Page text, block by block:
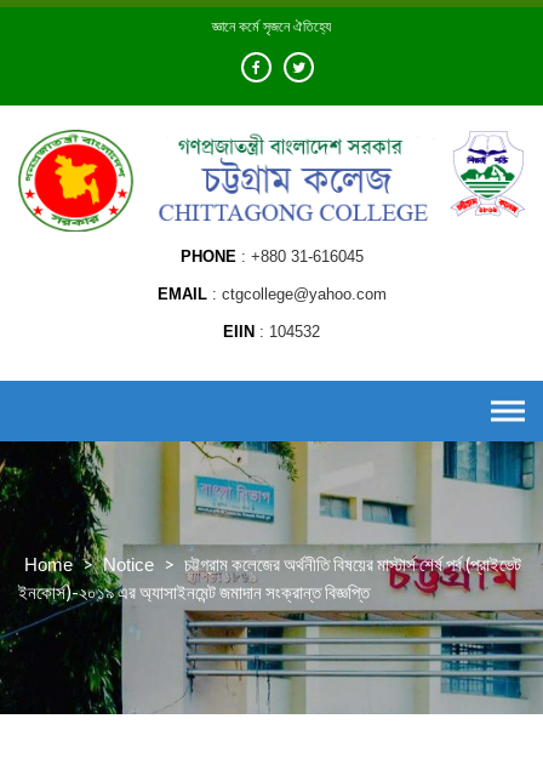
Skip
জ্ঞানে কর্মে সৃজনে ঐতিহ্যে
PHONE +880 31-616045
EMAIL ctgcollege@yahoo.com
EIIN 104532
Home > Notice > চট্টগ্রাম কলেজের অর্থনীতি বিষয়ের মাস্টার্স শের্ষ পর্ব (প্রাইভেট
ইনকোর্স)-২০১৯ এর অ্যাসাইনমেন্ট জমাদান সংক্রান্ত বিজ্ঞপ্তি